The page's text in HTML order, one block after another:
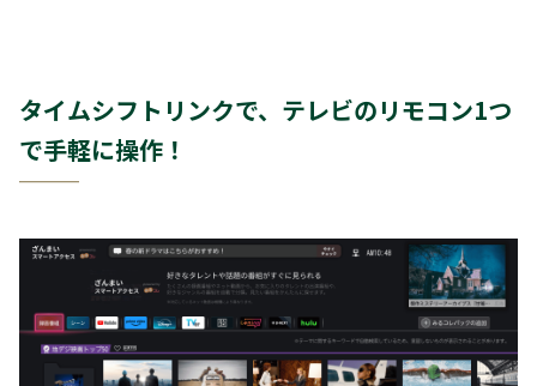
タイムシフトリンクで、テレビのリモコン1つ
で手軽に操作！